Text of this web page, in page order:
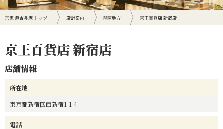
宗家 源吉兆庵 トップ 店舗案内 関東地方 京王百貨店 新宿店
京王百貨店 新宿店
店舗情報
所在地
東京都新宿区西新宿1-1-4
電話